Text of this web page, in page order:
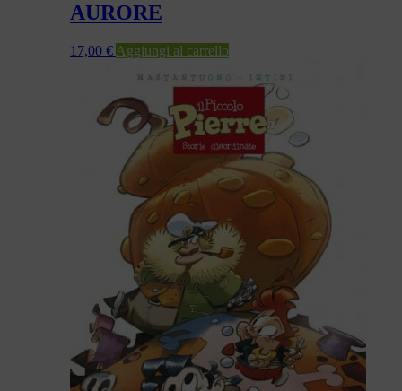
AURORE
17,00 € Aggiungi al carrello